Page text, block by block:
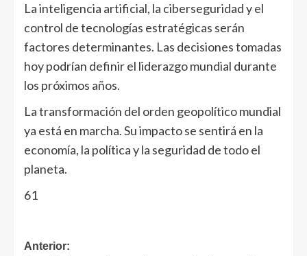
La inteligencia artificial, la ciberseguridad y el
control de tecnologías estratégicas serán
factores determinantes. Las decisiones tomadas
hoy podrían definir el liderazgo mundial durante
los próximos años.
La transformación del orden geopolítico mundial
ya está en marcha. Su impacto se sentirá en la
economía, la política y la seguridad de todo el
planeta.
61
Anterior: